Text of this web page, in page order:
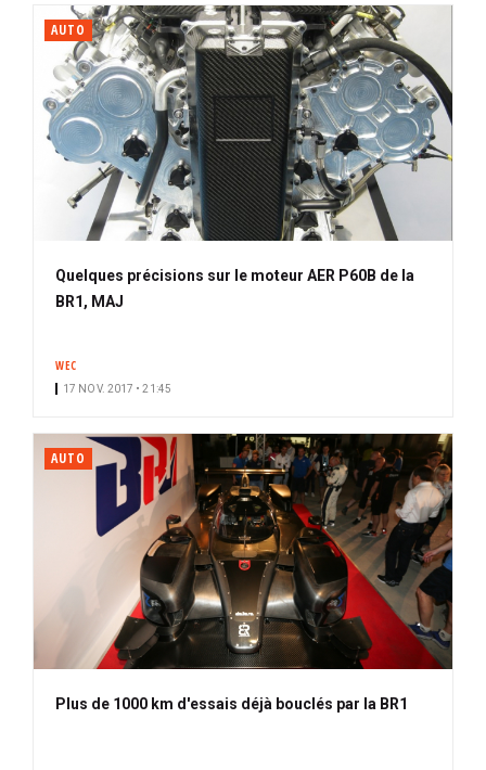
AUTO
Quelques précisions sur le moteur AER P60B de la
BR1, MAJ
WEC
17 NOV. 2017 • 21:45
AUTO
Plus de 1000 km d'essais déjà bouclés par la BR1